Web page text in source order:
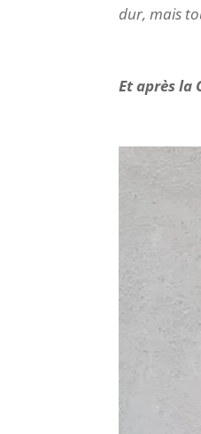
dur, mais
Et après la